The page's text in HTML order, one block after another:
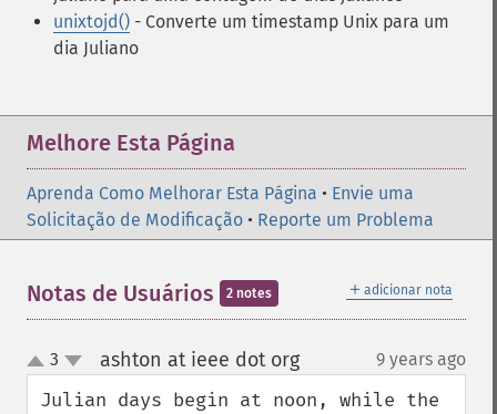
unixtojd() - Converte um timestamp Unix para um
dia Juliano
Melhore Esta Página
Aprenda Como Melhorar Esta Página • Envie uma
Solicitação de Modificação • Reporte um Problema
＋ adicionar nota
Notas de Usuários 2 notes
up
down
3 ashton at ieee dot org¶ 9 years ago
Julian days begin at noon, while the